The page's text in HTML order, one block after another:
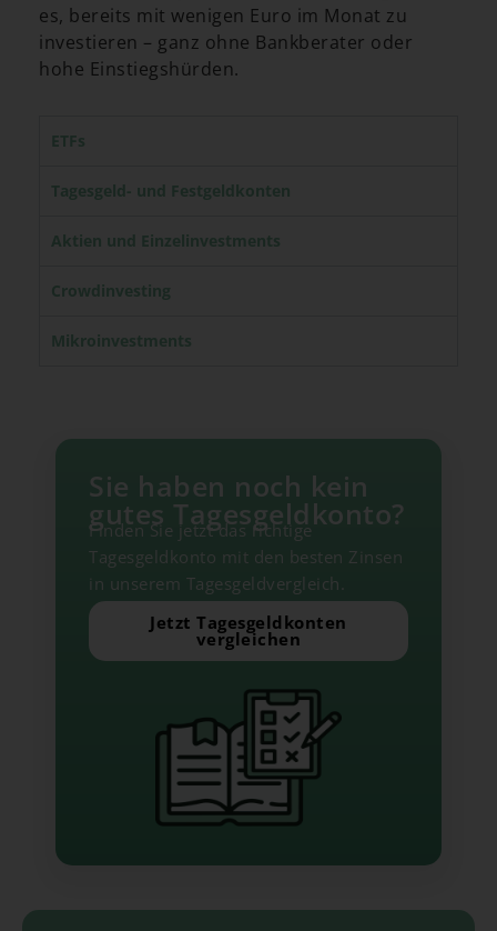
es, bereits mit wenigen Euro im Monat zu
investieren – ganz ohne Bankberater oder
hohe Einstiegshürden.
ETFs
Tagesgeld- und Festgeldkonten
Aktien und Einzelinvestments
Crowdinvesting
Mikroinvestments
Sie haben noch kein
gutes Tagesgeldkonto?
Finden Sie jetzt das richtige
Tagesgeldkonto mit den besten Zinsen
in unserem Tagesgeldvergleich.
Jetzt Tagesgeldkonten
vergleichen